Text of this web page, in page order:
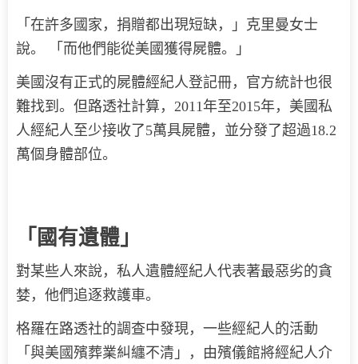
「在許多國家，捐贈都出現短缺，」克里曼女士
說。 「而他們能從美國獲得屍體。」
美國沒有正式的屍體經紀人登記冊，官方統計也很
難找到。但路透社計算，2011年至2015年，美國私
人經紀人至少接收了5萬具屍體，並分發了超過18.2
萬個身體部位。
「國有遺體」
對某些人來說，私人遺體經紀人代表著最惡劣的貪
婪，他們追逐救護車。
格羅在路透社的調查中發現，一些經紀人的活動
「與美國殯葬業糾纏不清」，由殯儀館將經紀人介